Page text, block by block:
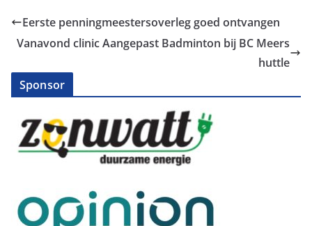
Eerste penningmeestersoverleg goed ontvangen
Vanavond clinic Aangepast Badminton bij BC Meers
huttle
Sponsor